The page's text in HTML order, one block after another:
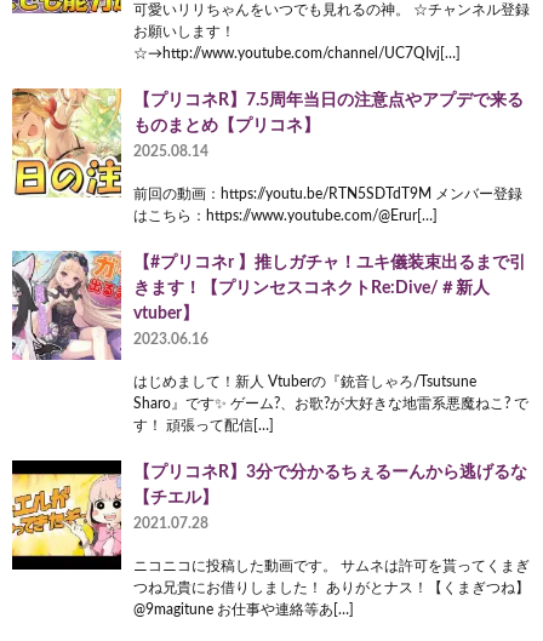
可愛いリリちゃんをいつでも見れるの神。 ☆チャンネル登録
お願いします！
☆→http://www.youtube.com/channel/UC7QIvj[…]
【プリコネR】7.5周年当日の注意点やアプデで来る
ものまとめ【プリコネ】
2025.08.14
前回の動画：https://youtu.be/RTN5SDTdT9M メンバー登録
はこちら：https://www.youtube.com/@Erur[…]
【#プリコネr 】推しガチャ！ユキ儀装束出るまで引
きます！【プリンセスコネクトRe:Dive/＃新人
vtuber】
2023.06.16
はじめまして！新人 Vtuberの『銃音しゃろ/Tsutsune
Sharo』です✨ ゲーム?、お歌?が大好きな地雷系悪魔ねこ? で
す！ 頑張って配信[…]
【プリコネR】3分で分かるちぇるーんから逃げるな
【チエル】
2021.07.28
ニコニコに投稿した動画です。 サムネは許可を貰ってくまぎ
つね兄貴にお借りしました！ ありがとナス！【くまぎつね】
@9magitune お仕事や連絡等あ[…]